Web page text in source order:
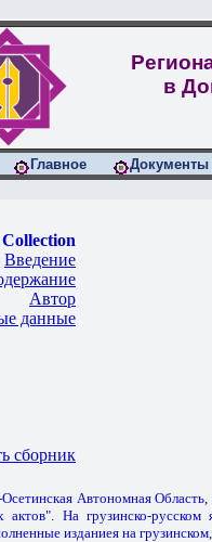
в
Главное Документы
Введение
Автор
данные
сборник
Автономная Область,
актов". На грузинско-
изданиея на